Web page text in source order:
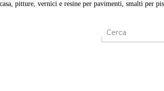
pitture, vernici e resine per pavimenti, smalti per